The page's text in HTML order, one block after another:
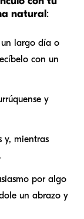
natural:
un largo día o
con un
y
y, mientras
por algo
un abrazo y